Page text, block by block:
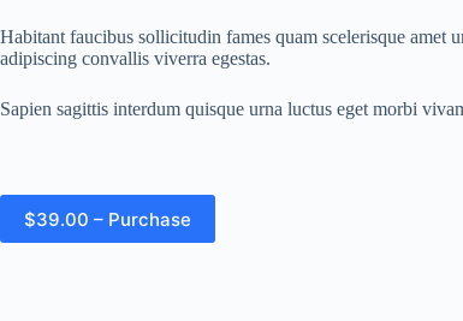
Habitant faucibus sollicitudin fames quam scelerisque amet
adipiscing convallis viverra egestas.
Sapien sagittis interdum quisque urna luctus eget morbi
$39.00 – Purchase